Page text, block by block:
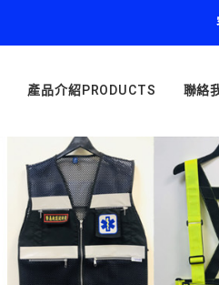
產品介紹PRODUCTS 聯絡